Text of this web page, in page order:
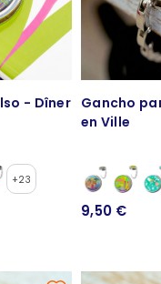
- Dîner
+23
Gancho
en Ville
9,50 €